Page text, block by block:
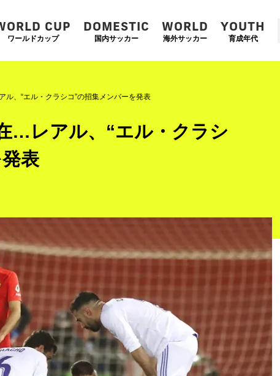
CUP
ワールドカップ
DOMESTIC
国内サッカー
WORLD
海外サッカー
YOUTH
育成年代
、“エル・クラシコ”の招集メンバーを発表
…レアル、“エル・クラシ
表